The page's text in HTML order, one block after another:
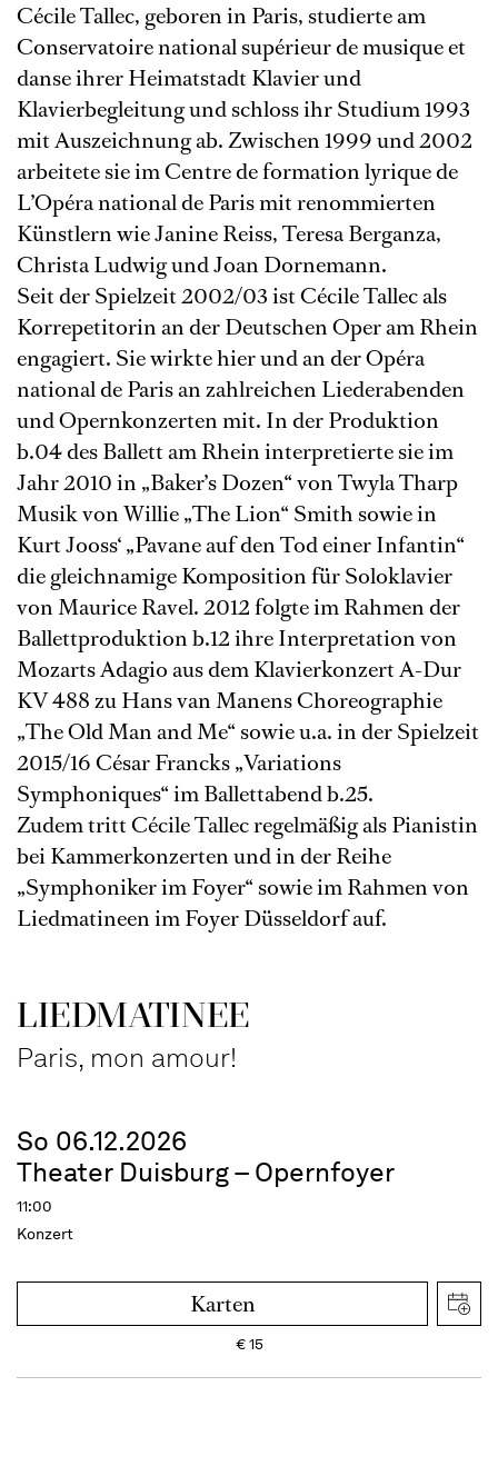
Cécile Tallec, geboren in Paris, studierte am
Conservatoire national supérieur de musique et
danse ihrer Heimatstadt Klavier und
Klavierbegleitung und schloss ihr Studium 1993
mit Auszeichnung ab. Zwischen 1999 und 2002
arbeitete sie im Centre de formation lyrique de
L’Opéra national de Paris mit renommierten
Künstlern wie Janine Reiss, Teresa Berganza,
Christa Ludwig und Joan Dornemann.
Seit der Spielzeit 2002/03 ist Cécile Tallec als
Korrepetitorin an der Deutschen Oper am Rhein
engagiert. Sie wirkte hier und an der Opéra
national de Paris an zahlreichen Liederabenden
und Opernkonzerten mit. In der Produktion
b.04 des Ballett am Rhein interpretierte sie im
Jahr 2010 in „Baker’s Dozen“ von Twyla Tharp
Musik von Willie „The Lion“ Smith sowie in
Kurt Jooss‘ „Pavane auf den Tod einer Infantin“
die gleichnamige Komposition für Soloklavier
von Maurice Ravel. 2012 folgte im Rahmen der
Ballettproduktion b.12 ihre Interpretation von
Mozarts Adagio aus dem Klavierkonzert A-Dur
KV 488 zu Hans van Manens Choreographie
„The Old Man and Me“ sowie u.a. in der Spielzeit
2015/16 César Francks „Variations
Symphoniques“ im Ballettabend b.25.
Zudem tritt Cécile Tallec regelmäßig als Pianistin
bei Kammerkonzerten und in der Reihe
„Symphoniker im Foyer“ sowie im Rahmen von
Liedmatineen im Foyer Düsseldorf auf.
LIEDMATINEE
Paris, mon amour!
So 06.12.2026
Theater Duisburg – Opernfoyer
11:00
Konzert
Karten
€15